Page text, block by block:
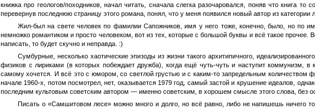
книжка про геологов/походников, начал читать, сначала слегка разочаровался, поняв что книга
перевернув последнюю страницу этого романа, понял, что у меня появился новый автор из категории
Жил-был на свете человек по фамилии Сапожников, имя у него тоже, конечно, было, но по
немножко романтиком и просто человеком, вот из тех, которые с большой буквы и всё такое
написать, то будет скучно и неправда. :)
Сумбурные, несколько хаотические эпизоды из жизни такого архитипичного,
физиков с лириками (в которых побеждает дружба), когда ещё чуть-чуть и наступит коммунизм,
самому хочется. И всё это с юмором, со светлой грустью и с каким-то запредельным
начале 1960-х, потом посмотрел, нет, оказывается 1979 год, самый застой и крушение идеалов,
последним культовым советским автором — именно советским, в хорошем смысле этого слова, без
Писать о «Самшитовом лесе» можно много и долго, но всё равно, либо не напишешь ничего